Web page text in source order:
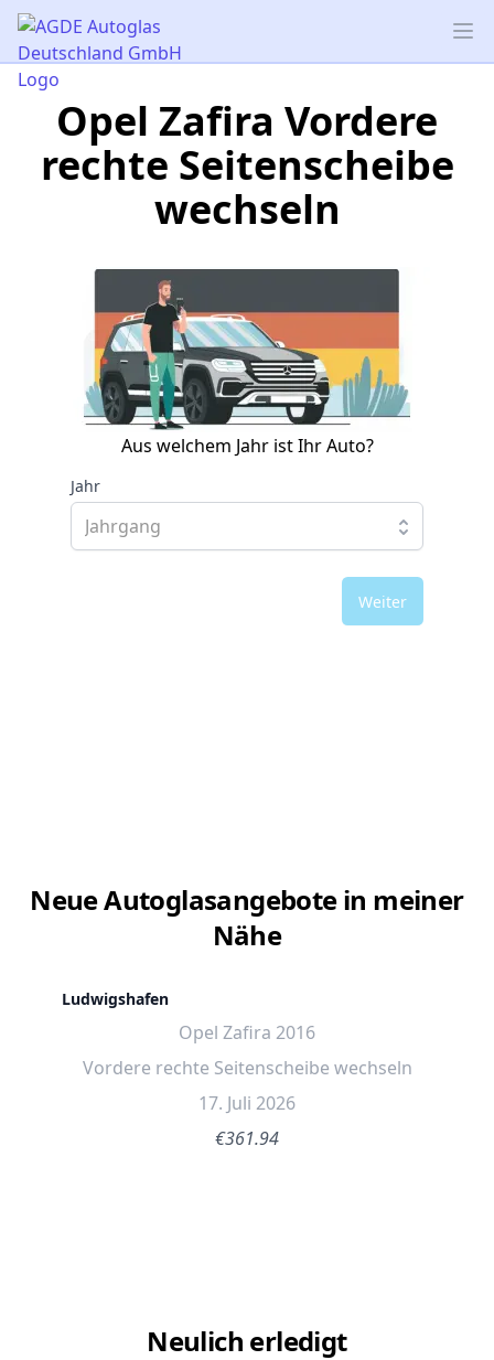
AGDE Autoglas Deutschland GmbH
Opel Zafira Vordere
rechte Seitenscheibe
wechseln
Aus welchem Jahr ist Ihr Auto?
Jahr
Weiter
Neue Autoglasangebote in meiner
Nähe
Ludwigshafen
Opel Zafira 2016
Vordere rechte Seitenscheibe wechseln
17. Juli 2026
€361.94
Neulich erledigt